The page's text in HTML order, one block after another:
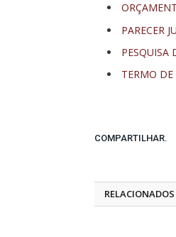
PARECER
PESQUISA
TERMO DE
COMPARTILHAR.
RELACIONADOS